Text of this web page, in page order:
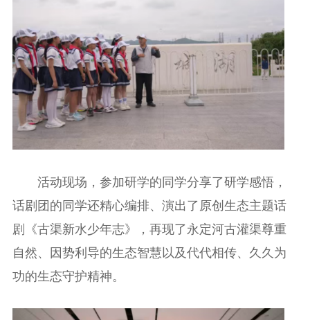
活动现场，参加研学的同学分享了研学感悟，
话剧团的同学还精心编排、演出了原创生态主题话
剧《古渠新水少年志》，再现了永定河古灌渠尊重
自然、因势利导的生态智慧以及代代相传、久久为
功的生态守护精神。